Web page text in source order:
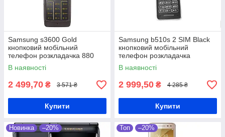
Samsung s3600 Gold
кнопковий мобільний
телефон розкладачка 880
мАг
В наявності
2 499,70 ₴ 3 571 ₴
Купити
Samsung b510s 2 SIM Black
кнопковий мобільний
телефон розкладачка
В наявності
2 999,50 ₴ 4 285 ₴
Купити
Новинка –20% Топ –20%